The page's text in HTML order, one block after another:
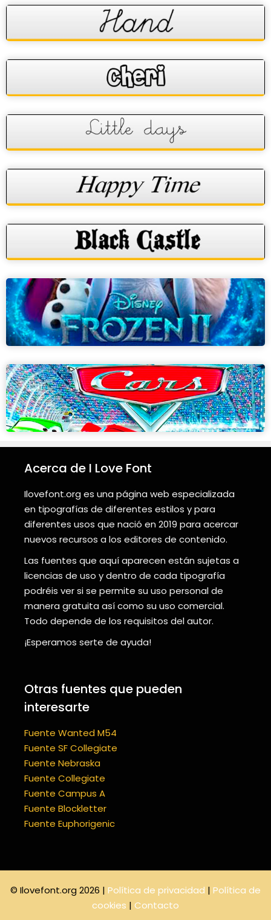
Acerca de I Love Font
Ilovefont.org es una página web especializada
en tipografías de diferentes estilos y para
diferentes usos que nació en 2019 para acercar
nuevos recursos a los editores de contenido.
Las fuentes que aquí aparecen están sujetas a
licencias de uso y dentro de cada tipografía
podréis ver si se permite su uso personal de
manera gratuita así como su uso comercial.
Todo depende de los requisitos del autor.
¡Esperamos serte de ayuda!
Otras fuentes que pueden
interesarte
Fuente Wanted M54
Fuente SF Collegiate
Fuente Nebraska
Fuente Collegiate
Fuente Campus A
Fuente Blockletter
Fuente Euphorigenic
© Ilovefont.org 2026 | Política de privacidad | Política de
cookies | Contacto